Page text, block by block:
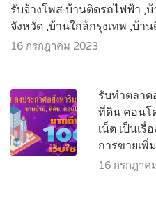
รับจ้างโพส บ้านติดรถไฟฟ้า ,บ้
จังหวัด ,บ้านใกล้กรุงเทพ ,บ้าน
16 กรกฎาคม 2023
รับทำตลา
ที่ดิน คอนโ
เน็ต เป็นเรื่
การขายเพิ่
16 กรกฎาค